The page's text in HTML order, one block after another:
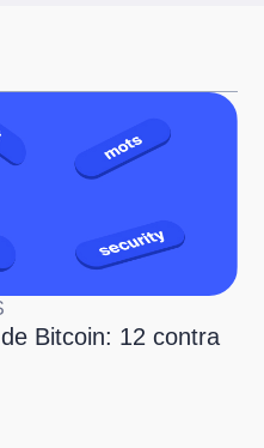
Bitcoin: 12 contra